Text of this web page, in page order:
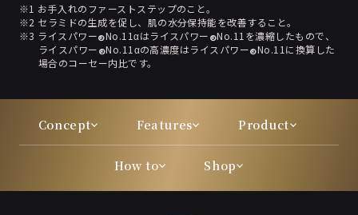
※1 お手入れのファーストステップのこと。
※2 セラミドの生成を促し、肌の水分保持能を改善すること。
※3 ライスパワー®No.11αはライスパワー®No.11を濃縮したもので、
ライスパワー®No.11αの高濃度はライスパワー®No.11に換算した
場合のコーセー内比です。
Concept Features Product
How to Shop